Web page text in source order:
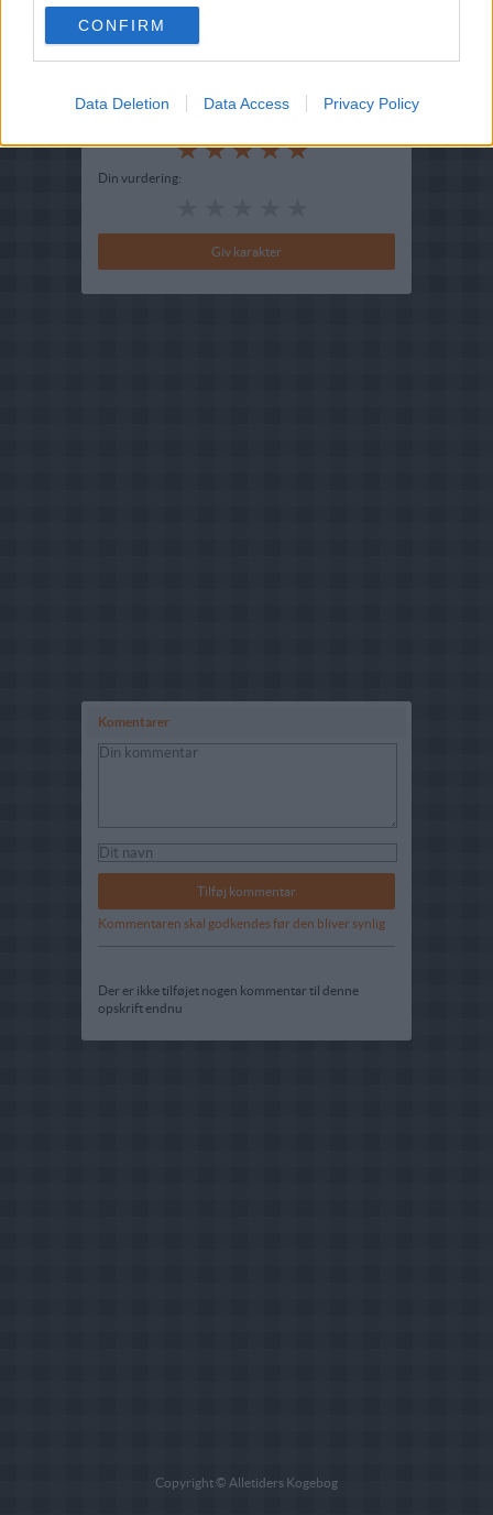
CONFIRM
Data Deletion Data Access Privacy Policy
Indsendt :2020-01-22
Redigeret:2022-06-10
Bedøm retten
Din vurdering:
Komentarer
Kommentaren skal godkendes før den bliver synlig
Der er ikke tilføjet nogen kommentar til denne
opskrift endnu
Copyright © Alletiders Kogebog